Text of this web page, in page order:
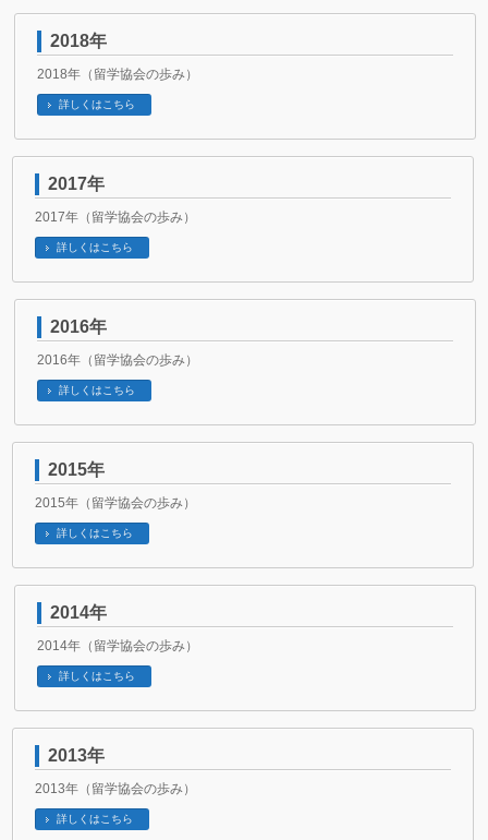
2018年
2018年（留学協会の歩み）
詳しくはこちら
2017年
2017年（留学協会の歩み）
詳しくはこちら
2016年
2016年（留学協会の歩み）
詳しくはこちら
2015年
2015年（留学協会の歩み）
詳しくはこちら
2014年
2014年（留学協会の歩み）
詳しくはこちら
2013年
2013年（留学協会の歩み）
詳しくはこちら